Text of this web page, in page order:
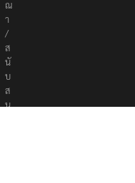
ฆ
ษ
ณ
า
/
ส
นั
บ